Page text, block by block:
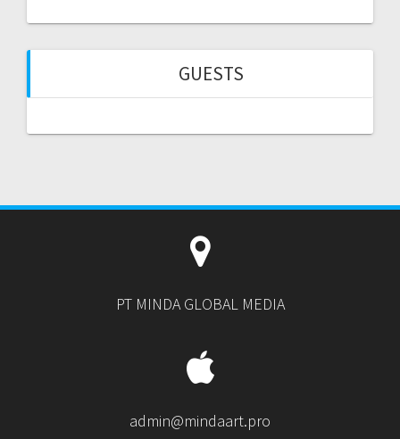
GUESTS
PT MINDA GLOBAL MEDIA
admin@mindaart.pro